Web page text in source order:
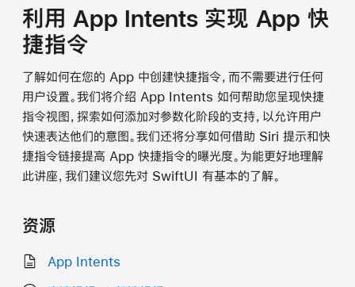
利用 App Intents 实现 App 快
捷指令
了解如何在您的 App 中创建快捷指令，而不需要进行任何
用户设置。我们将介绍 App Intents 如何帮助您呈现快捷
指令视图，探索如何添加对参数化阶段的支持，以允许用户
快速表达他们的意图。我们还将分享如何借助 Siri 提示和快
捷指令链接提高 App 快捷指令的曝光度。为能更好地理解
此讲座，我们建议您先对 SwiftUI 有基本的了解。
资源
App Intents